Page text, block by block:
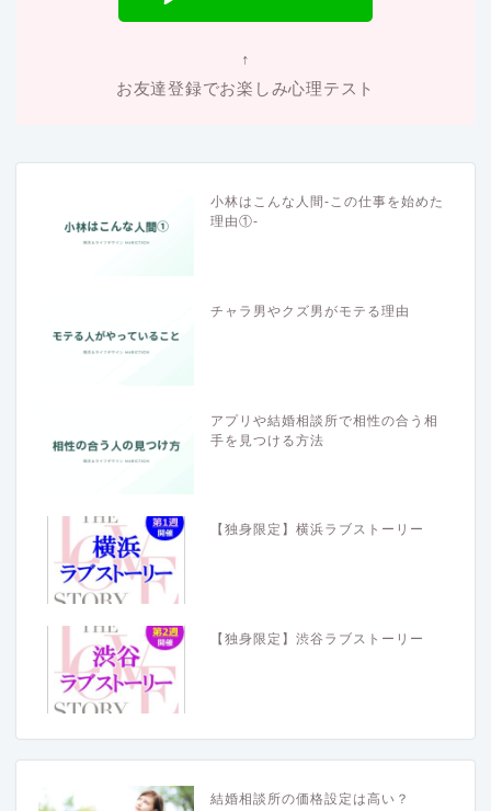
↑
お友達登録でお楽しみ心理テスト
小林はこんな人間-この仕事を始めた
理由①-
チャラ男やクズ男がモテる理由
アプリや結婚相談所で相性の合う相
手を見つける方法
【独身限定】横浜ラブストーリー
【独身限定】渋谷ラブストーリー
結婚相談所の価格設定は高い？